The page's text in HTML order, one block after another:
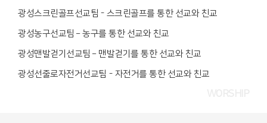
광성스크린골프선교팀 - 스크린골프를 통한 선교와 친교
광성농구선교팀 –농구를 통한 선교와 친교
광성맨발걷기선교팀 – 맨발걷기를 통한 선교와 친교
광성선줄로자전거선교팀 - 자전거를 통한 선교와 친교